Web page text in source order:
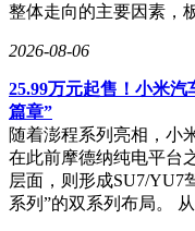
整体走向的主要因素，
2026-08-06
25.99万元起售！小米
篇章”
随着澎程系列亮相，小
在此前摩德纳纯电平台
层面，则形成SU7/YU7
系列”的双系列布局。